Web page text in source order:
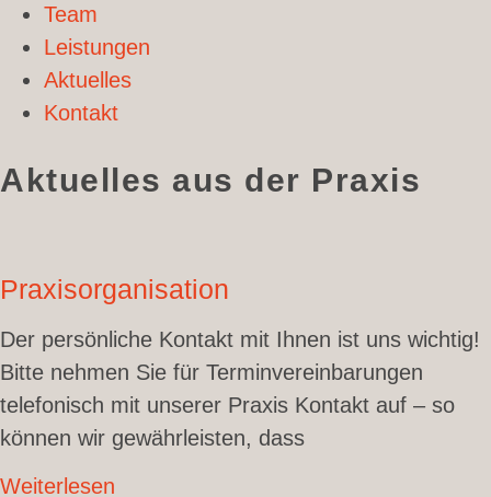
Team
Leistungen
Aktuelles
Kontakt
Aktuelles aus der Praxis
Praxisorganisation
Der persönliche Kontakt mit Ihnen ist uns wichtig!
Bitte nehmen Sie für Terminvereinbarungen
telefonisch mit unserer Praxis Kontakt auf – so
können wir gewährleisten, dass
Weiterlesen